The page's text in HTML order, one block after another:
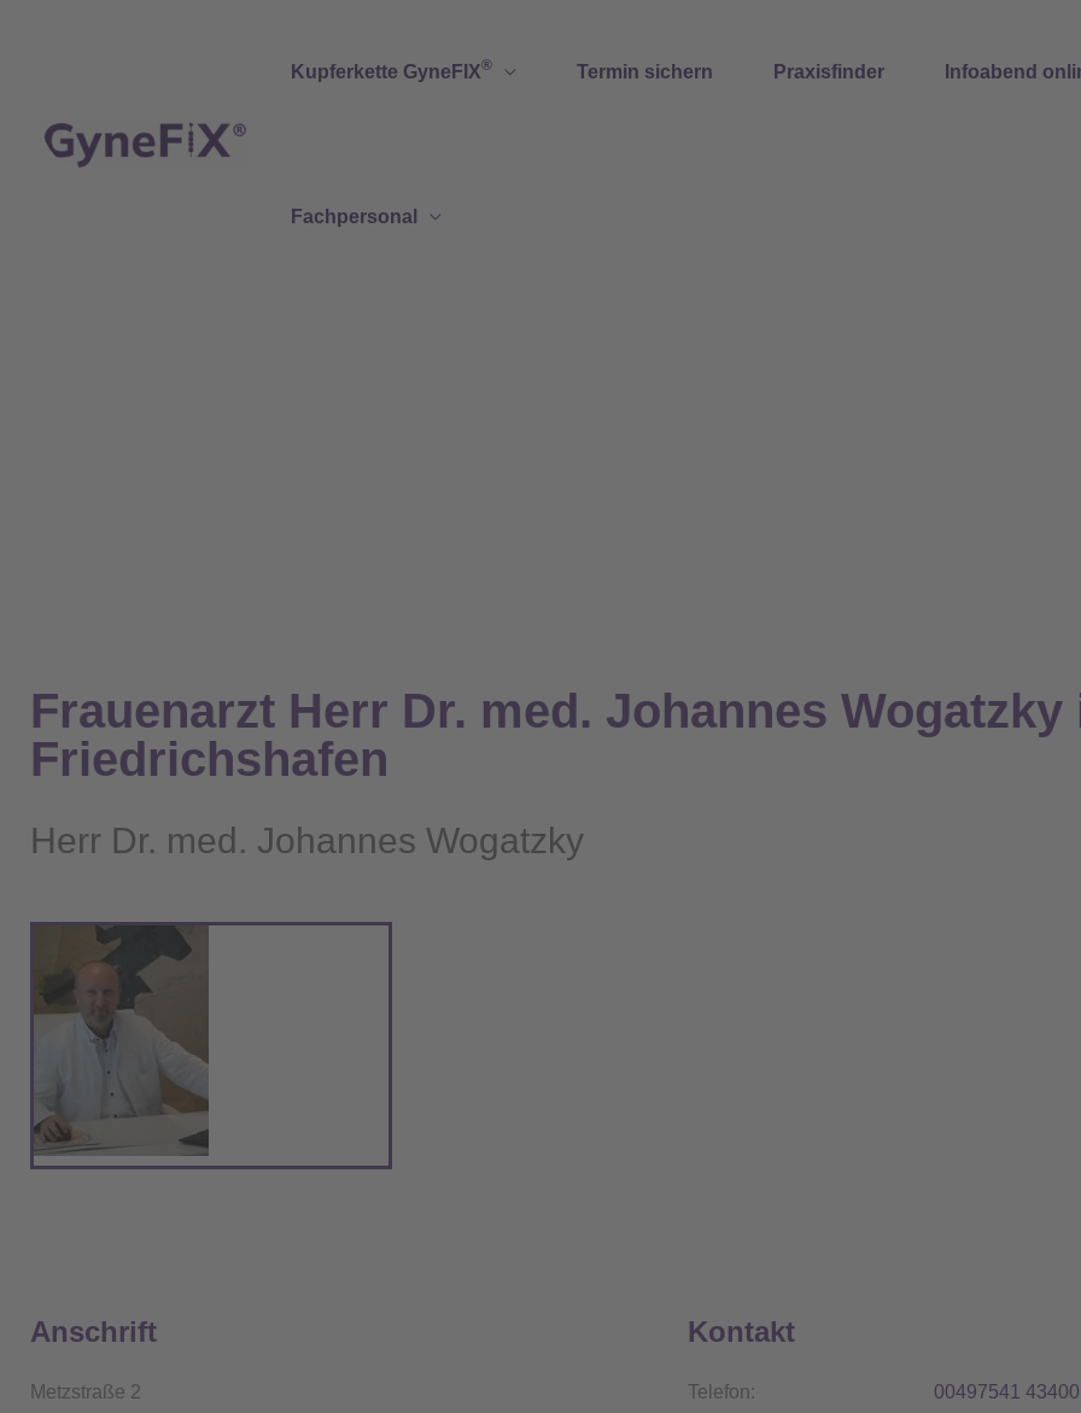
Kupferkette GyneFIX® Termin sichern Praxisfinder Infoabend
Fachpersonal
Frauenarzt Herr Dr. med. Johannes Wogatzky
Friedrichshafen
Herr Dr. med. Johannes Wogatzky
Anschrift
Metzstraße 2
Kontakt
Telefon:
00497541 43400